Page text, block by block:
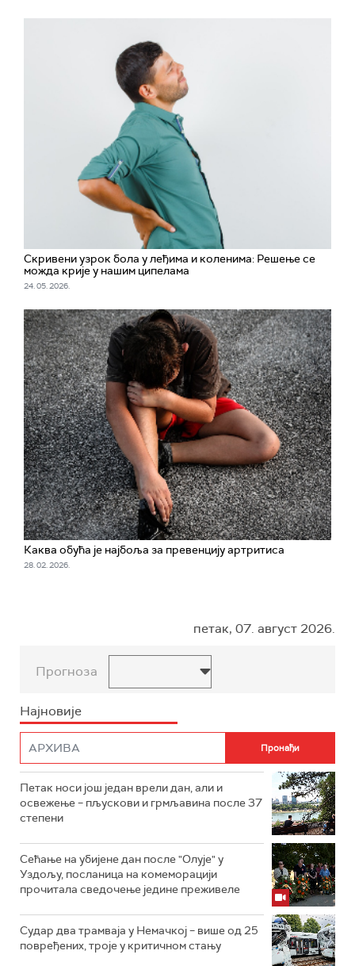
Скривени узрок бола у леђима и коленима: Решење се
можда крије у нашим ципелама
24. 05. 2026.
Каква обућа је најбоља за превенцију артритиса
28. 02. 2026.
петак, 07. август 2026.
Прогноза
Најновије
Петак носи још један врели дан, али и
освежење – пљускови и грмљавина после 37
степени
Сећање на убијене дан после "Олује" у
Уздољу, посланица на комеморацији
прочитала сведочење једине преживеле
Судар два трамваја у Немачкој – више од 25
повређених, троје у критичном стању